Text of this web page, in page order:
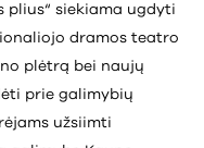
plius“ siekiama ugdyti
dramos teatro
plėtrą bei naujų
prie galimybių
užsiimti